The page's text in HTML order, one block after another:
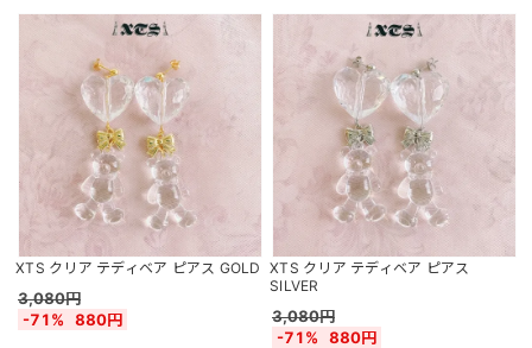
XTS クリア テディベア ピアス GOLD
3,080円
-71%
880円
XTS クリア テディベア ピアス
SILVER
3,080円
-71%
880円